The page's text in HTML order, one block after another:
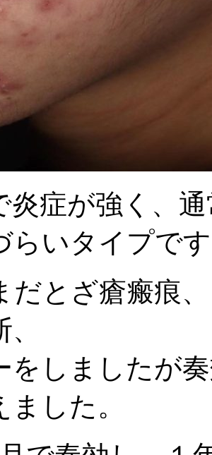
炎症が強く、
らいタイプで
だとざ瘡瘢痕
をしましたが
した。